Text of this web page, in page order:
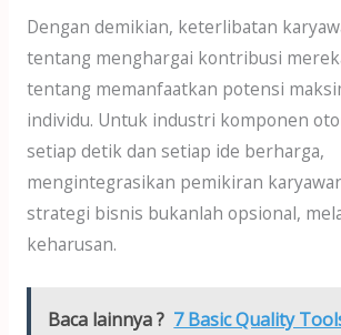
Dengan demikian, keterlibatan
tentang menghargai kontribusi
tentang memanfaatkan potensi
individu. Untuk industri komponen
setiap detik dan setiap ide berharga,
mengintegrasikan pemikiran
strategi bisnis bukanlah opsional,
keharusan.
Baca lainnya ? 7 Basic Quality